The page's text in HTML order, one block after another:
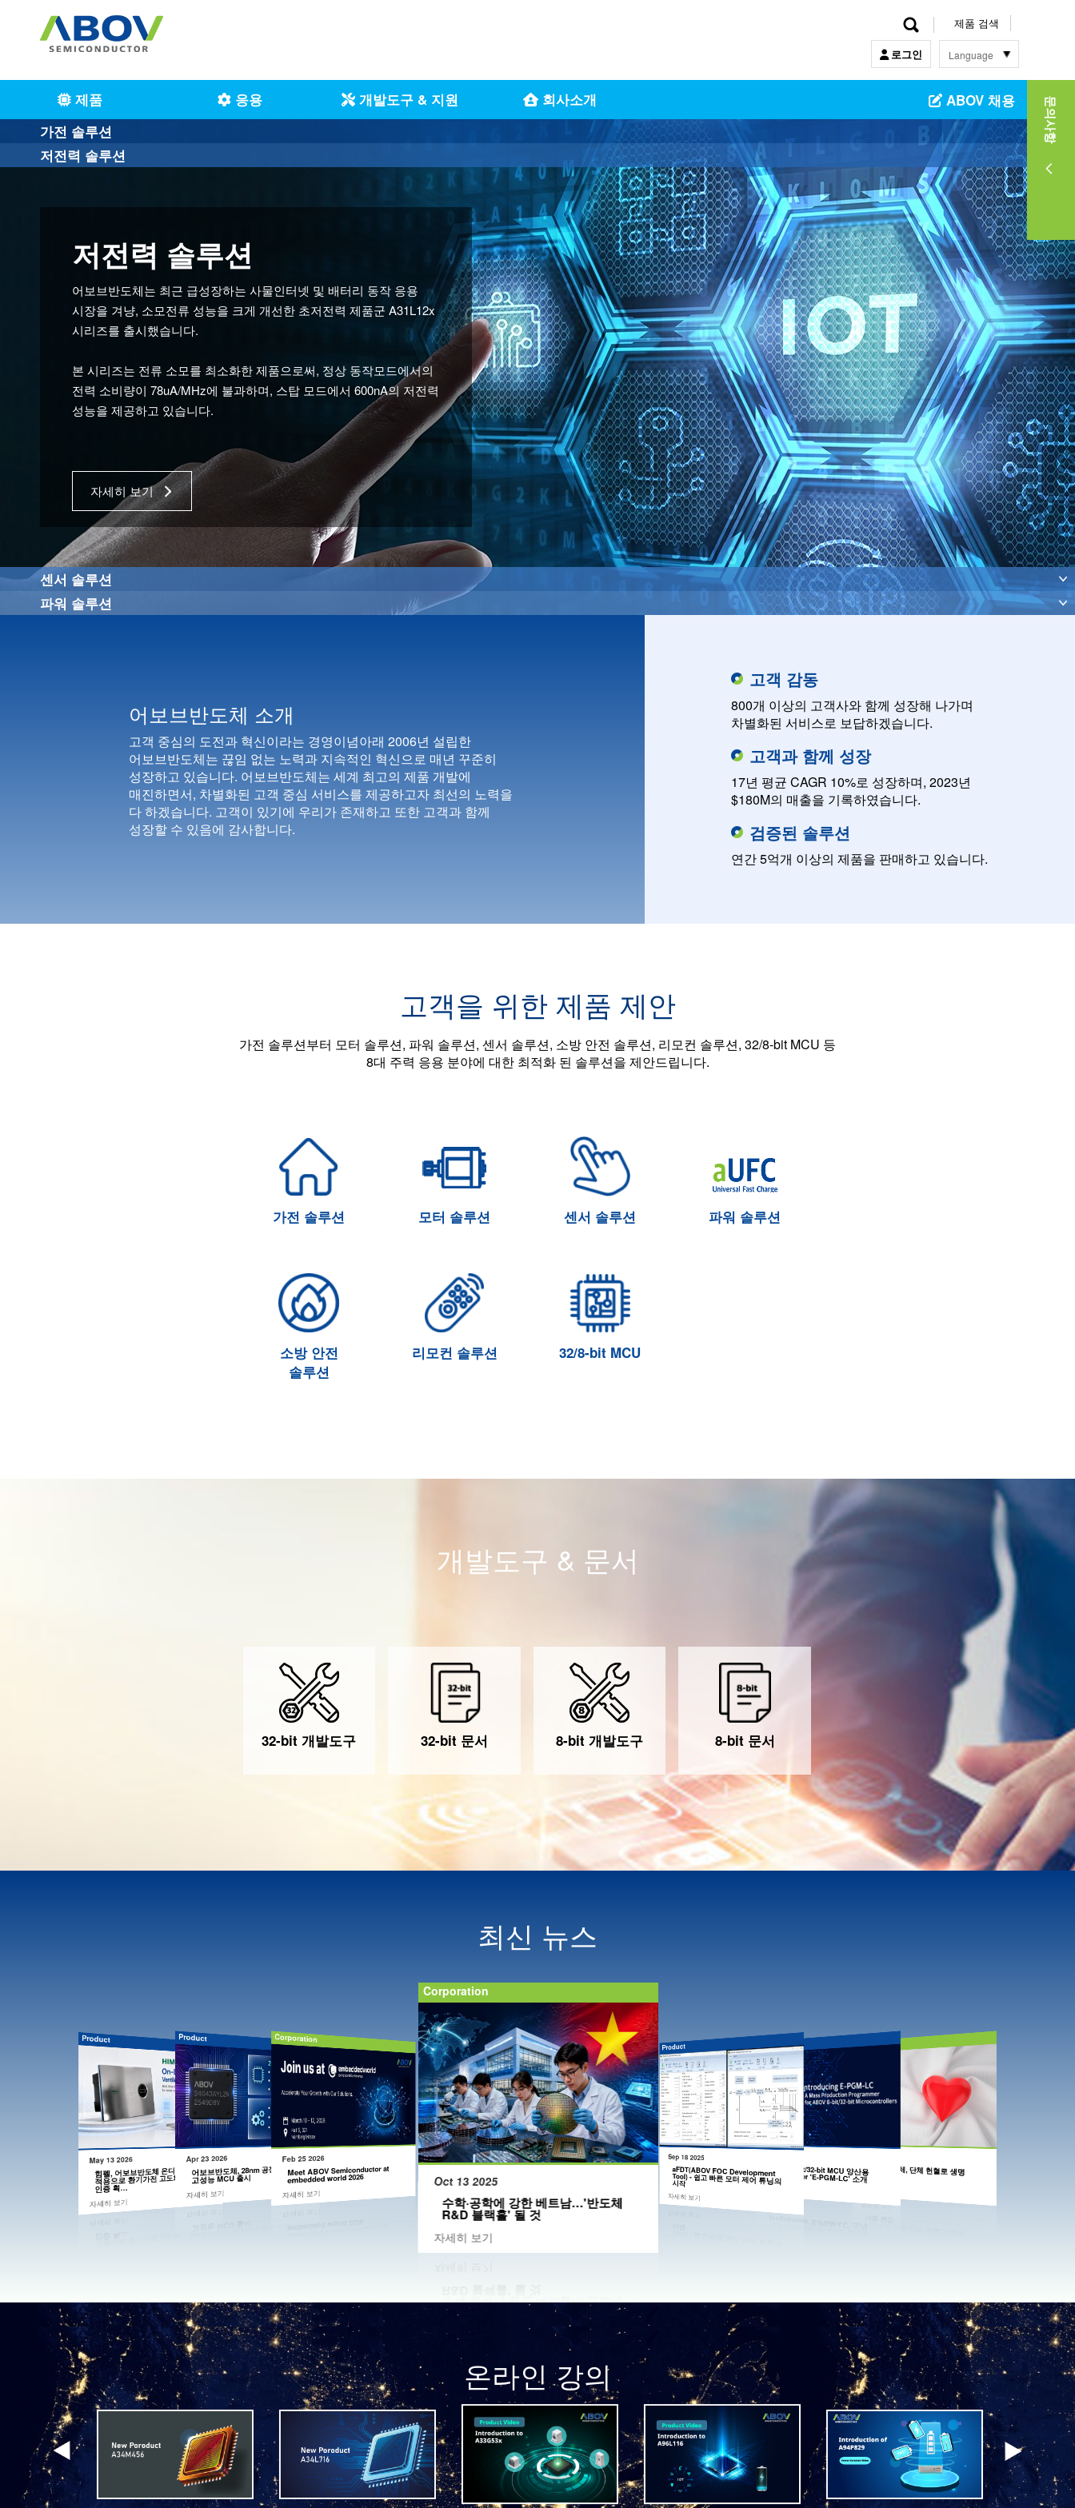
제품 검색
로그인 Language
한국어
English
中文
日本語
제품 응용 개발도구 & 지원 회사소개
ABOV 채용
가전 솔루션
어보브반도체는 Main stream & Display, Motor Control, 터치, 블루투스
등의 솔루션으로 백색 가전, 주방 가전, 생활 스마트 가전응용 등에
제공하고 있습니다.
또한 에너지 효율적인 디자인으로 스마트 가전제품향에 최적화된
MCU을 설계, 다양한 포트폴리오를 고객에게 제공하고 있습니다.
저전력 솔루션
저전력 솔루션
어보브반도체는 최근 급성장하는 사물인터넷 및 배터리 동작 응용
시장을 겨냥, 소모전류 성능을 크게 개선한 초저전력 제품군 A31L12x
시리즈를 출시했습니다.
본 시리즈는 전류 소모를 최소화한 제품으로써, 정상 동작모드에서의
전력 소비량이 78uA/MHz에 불과하며, 스탑 모드에서 600nA의 저전력
성능을 제공하고 있습니다.
자세히 보기
센서 솔루션
어보브반도체는 고정밀 Analog Front End와 결합된 센서 솔루션을
제공하고 있습니다.
정전용량 변화를 인식하는 고성능 아날로그 회로와 저전력 MCU가
통합된 터치 솔루션은 터치 키, 슬라이드 및 착용 감지에 최적화된
제품입니다.
또한 Optic Sensor 솔루션은 정밀한 색상 측정 및 판별이 가능한
파워 솔루션
파워 솔루션
어보브반도체의 Power Solution은 UFC (Universal Fast Charger)
MCU와 Wireless Charger MCU를 제공하고 있습니다.
USB PD3.0과 Legacy 고속충전을 지원하는 MCU로서 고객이 원하는
고속충전 Interface를 구현할 수 있습니다.
어보브반도체 소개
고객 중심의 도전과 혁신이라는 경영이념아래 2006년 설립한
어보브반도체는 끊임 없는 노력과 지속적인 혁신으로 매년 꾸준히
성장하고 있습니다. 어보브반도체는 세계 최고의 제품 개발에
매진하면서, 차별화된 고객 중심 서비스를 제공하고자 최선의 노력을
다 하겠습니다. 고객이 있기에 우리가 존재하고 또한 고객과 함께
성장할 수 있음에 감사합니다.
고객 감동
800개 이상의 고객사와 함께 성장해 나가며
차별화된 서비스로 보답하겠습니다.
고객과 함께 성장
17년 평균 CAGR 10%로 성장하며, 2023년
$180M의 매출을 기록하였습니다.
검증된 솔루션
연간 5억개 이상의 제품을 판매하고 있습니다.
고객을 위한 제품 제안
가전 솔루션부터 모터 솔루션, 파워 솔루션, 센서 솔루션, 소방 안전 솔루션, 리모컨 솔루션, 32/8-bit MCU 등
8대 주력 응용 분야에 대한 최적화 된 솔루션을 제안드립니다.
가전 솔루션 모터 솔루션 센서 솔루션 파워 솔루션
소방 안전
솔루션
리모컨 솔루션 32/8-bit MCU
개발도구 & 문서
32-bit 개발도구 32-bit 문서 8-bit 개발도구 8-bit 문서
최신 뉴스
Product
May 13 2026
힘펠, 어보브반도체 온디바이스 AI
적용으로 환기가전 고도화… AI+
인증 획…
자세히 보기
Product
Apr 23 2026
어보브반도체, 28nm 공정 기반
고성능 MCU 출시
자세히 보기
Corporation
Feb 25 2026
Meet ABOV Semiconductor at
embedded world 2026
자세히 보기
Corporation
Oct 13 2025
수학·공학에 강한 베트남…'반도체
R&D 블랙홀' 될 것
자세히 보기
Product
Sep 18 2025
aFDT(ABOV FOC Development
Tool) - 쉽고 빠른 모터 제어 튜닝의
시작
자세히 보기
Product
어보브 8-bit/32-bit MCU 양산용
programmer 'E-PGM-LC' 소개
자세히 보기
Corporation
어보브반도체, 단체 헌혈로 생명
나눔 실천
온라인 강의
문의사항